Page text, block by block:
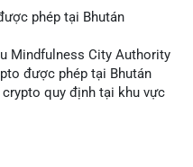
phép tại Bhután
Mindfulness City Authority
được phép tại Bhután
quy định tại khu vực